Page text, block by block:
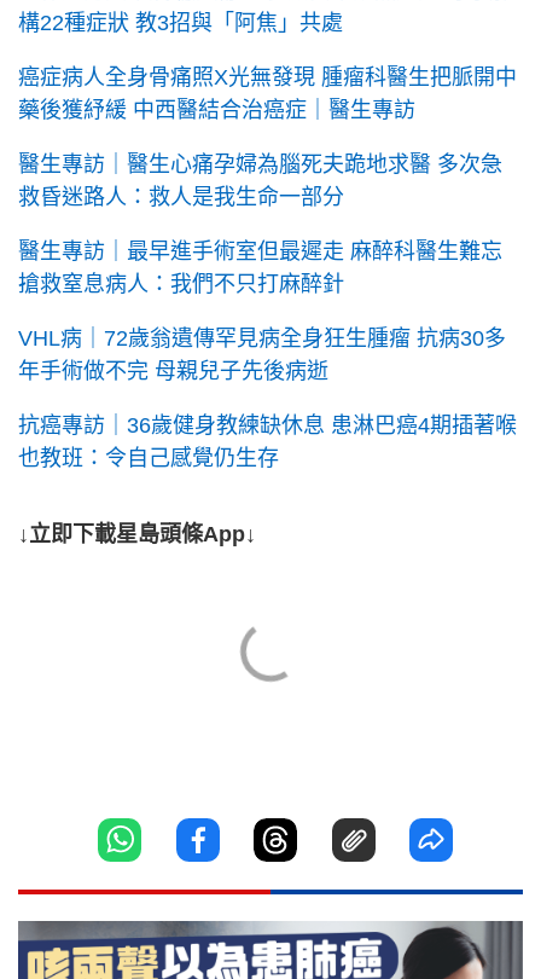
構22種症狀 教3招與「阿焦」共處
癌症病人全身骨痛照X光無發現 腫瘤科醫生把脈開中
藥後獲紓緩 中西醫結合治癌症｜醫生專訪
醫生專訪｜醫生心痛孕婦為腦死夫跪地求醫 多次急
救昏迷路人：救人是我生命一部分
醫生專訪｜最早進手術室但最遲走 麻醉科醫生難忘
搶救窒息病人：我們不只打麻醉針
VHL病｜72歲翁遺傳罕見病全身狂生腫瘤 抗病30多
年手術做不完 母親兒子先後病逝
抗癌專訪｜36歲健身教練缺休息 患淋巴癌4期插著喉
也教班：令自己感覺仍生存
↓立即下載星島頭條App↓